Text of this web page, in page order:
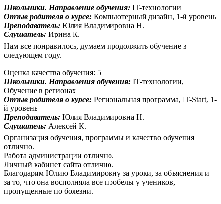
Школьники. Направление обучения: IT-технологии
Отзыв родителя о курсе: Компьютерный дизайн, 1-й уровень
Преподаватель: Юлия Владимировна Н.
Слушатель: Ирина К.
Нам все понравилось, думаем продолжить обучение в
следующем году.
Оценка качества обучения: 5
Школьники. Направления обучения: IT-технологии,
Обучение в регионах
Отзыв родителя о курсе: Региональная программа, IT-Start, 1-
й уровень
Преподаватель: Юлия Владимировна Н.
Слушатель: Алексей К.
Организация обучения, программы и качество обучения
отлично.
Работа администрации отлично.
Личный кабинет сайта отлично.
Благодарим Юлию Владимировну за уроки, за объяснения и
за то, что она восполняла все пробелы у учеников,
пропущенные по болезни.